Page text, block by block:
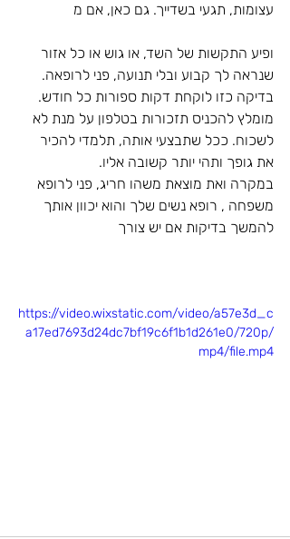
עצומות, תגעי בשדייך. גם כאן, אם מ
ופיע התקשות של השד, או גוש או כל אזור
שנראה לך קבוע ובלי תנועה, פני לרופאה.
בדיקה כזו לוקחת דקות ספורות כל חודש.
מומלץ להכניס תזכורות בטלפון על מנת לא
לשכוח. ככל שתבצעי אותה, תלמדי להכיר
את גופך ותהי יותר קשובה אליו.
במקרה ואת מוצאת משהו חריג, פני לרופא
משפחה , רופא נשים שלך והוא יכוון אותך
להמשך בדיקות אם יש צורך
https://video.wixstatic.com/video/a57e3d_c
a17ed7693d24dc7bf19c6f1b1d261e0/720p/
mp4/file.mp4